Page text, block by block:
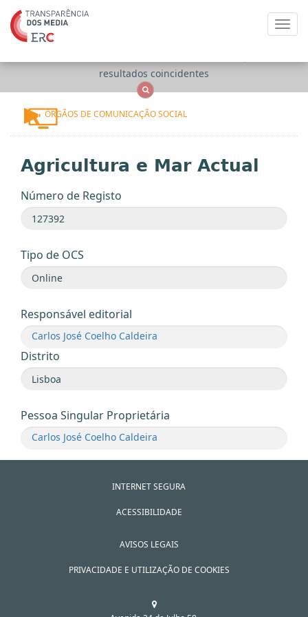
resultados coincidentes
ÓRGÃOS DE COMUNICAÇÃO SOCIAL
Agricultura e Mar Actual
Número de Registo
Tipo de OCS
Responsável editorial
Carlos José Coelho Caldeira
Distrito
Pessoa Singular Proprietária
Carlos José Coelho Caldeira
INTERNET SEGURA
ACESSIBILIDADE
AVISOS LEGAIS
PRIVACIDADE E UTILIZAÇÃO DE COOKIES